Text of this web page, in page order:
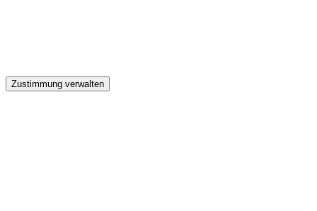
Zustimmung verwalten